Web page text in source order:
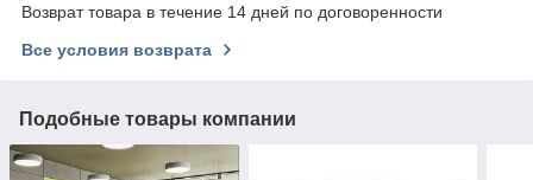
Возврат товара в течение 14 дней по договоренности
Все условия возврата
Подобные товары компании